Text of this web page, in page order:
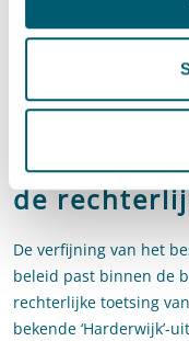
haaruitspraak van 1
De
tendens
de
De verfijning van het
beleid past binnen de
rechterlijke toetsing
bekende ‘Harderwijk’-